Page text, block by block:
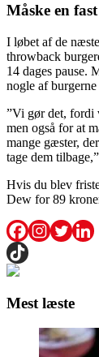
Måske en
I løbet af de
throwback
14 dages pause.
nogle af
”Vi gør det, fordi
men også for at
mange gæster,
tage dem
Hvis du blev
Dew for 89
Mest læste